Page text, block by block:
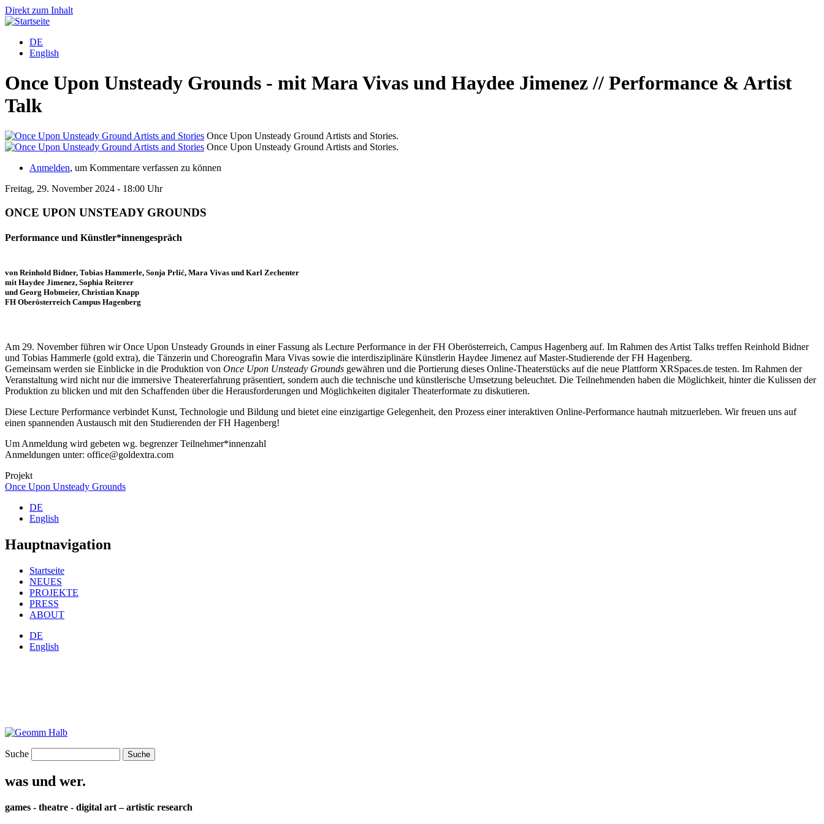
Direkt zum Inhalt
DE
English
Once Upon Unsteady Grounds - mit Mara Vivas und Haydee Jimenez // Performance & Artist
Talk
Once Upon Unsteady Ground Artists and Stories.
Once Upon Unsteady Ground Artists and Stories.
Anmelden, um Kommentare verfassen zu können
Freitag, 29. November 2024 - 18:00 Uhr
ONCE UPON UNSTEADY GROUNDS
Performance und Künstler*innengespräch
von Reinhold Bidner, Tobias Hammerle, Sonja Prlić, Mara Vivas und Karl Zechenter
mit Haydee Jimenez, Sophia Reiterer
und Georg Hobmeier, Christian Knapp
FH Oberösterreich Campus Hagenberg
Am 29. November führen wir Once Upon Unsteady Grounds in einer Fassung als Lecture Performance in der FH Oberösterreich, Campus Hagenberg auf. Im Rahmen des Artist Talks treffen Reinhold Bidner
und Tobias Hammerle (gold extra), die Tänzerin und Choreografin Mara Vivas sowie die interdisziplinäre Künstlerin Haydee Jimenez auf Master-Studierende der FH Hagenberg.
Gemeinsam werden sie Einblicke in die Produktion von Once Upon Unsteady Grounds gewähren und die Portierung dieses Online-Theaterstücks auf die neue Plattform XRSpaces.de testen. Im Rahmen der
Veranstaltung wird nicht nur die immersive Theatererfahrung präsentiert, sondern auch die technische und künstlerische Umsetzung beleuchtet. Die Teilnehmenden haben die Möglichkeit, hinter die Kulissen der
Produktion zu blicken und mit den Schaffenden über die Herausforderungen und Möglichkeiten digitaler Theaterformate zu diskutieren.
Diese Lecture Performance verbindet Kunst, Technologie und Bildung und bietet eine einzigartige Gelegenheit, den Prozess einer interaktiven Online-Performance hautnah mitzuerleben. Wir freuen uns auf
einen spannenden Austausch mit den Studierenden der FH Hagenberg!
Um Anmeldung wird gebeten wg. begrenzer Teilnehmer*innenzahl
Anmeldungen unter: office@goldextra.com
Projekt
Once Upon Unsteady Grounds
DE
English
Hauptnavigation
Startseite
NEUES
PROJEKTE
PRESS
ABOUT
DE
English
Suche
was und wer.
games - theatre - digital art – artistic research